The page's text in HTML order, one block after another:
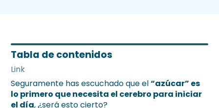
Tabla de contenidos
Link
Seguramente has escuchado que el“azúcar” es
lo primero que necesita el cerebro para iniciar
el día, ¿será esto cierto?